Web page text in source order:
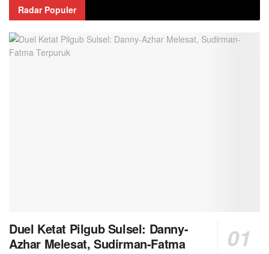
Radar Populer
Duel Ketat Pilgub Sulsel: Danny-
Azhar Melesat, Sudirman-Fatma